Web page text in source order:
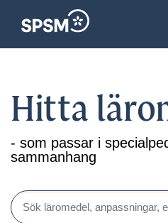
Hitta
- som passar i
sammanhang
Sök läromedel, anpassningar,